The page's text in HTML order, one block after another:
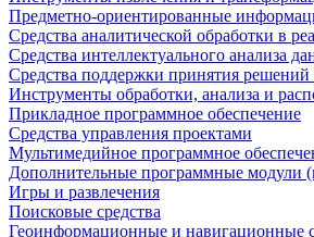
Предметно-ориентированные
Средства аналитической обработки в
Средства интеллектуального анализа
Средства поддержки принятия решений
Инструменты обработки, анализа и
Прикладное программное обеспечение
Средства управления проектами
Мультимедийное программное
Дополнительные программные модули
Игры и развлечения
Поисковые средства
Геоинформационные и навигационные